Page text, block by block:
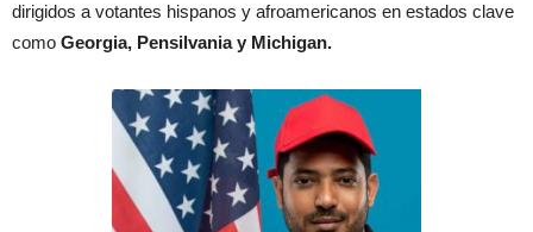
dirigidos a votantes hispanos y afroamericanos en estados clave
como Georgia, Pensilvania y Michigan.